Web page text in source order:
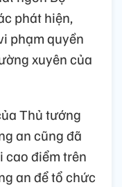
phát hiện,
phạm quyền
xuyên của
Thủ tướng
an cũng đã
cao điểm trên
an để tổ chức